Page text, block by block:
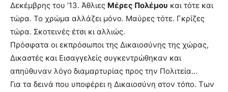
Δεκέμβρης του ’13. Άθλιες Μέρες Πολέμου και τότε και
τώρα. Το χρώμα αλλάζει μόνο. Μαύρες τότε. Γκρίζες
τώρα. Σκοτεινές έτσι κι αλλιώς.
Πρόσφατα οι εκπρόσωποι της Δικαιοσύνης της χώρας,
Δικαστές και Εισαγγελείς συγκεντρώθηκαν και
απηύθυναν λόγο διαμαρτυρίας προς την Πολιτεία…
Για τα δεινά που υποφέρει η Δικαιοσύνη στον τόπο. Των